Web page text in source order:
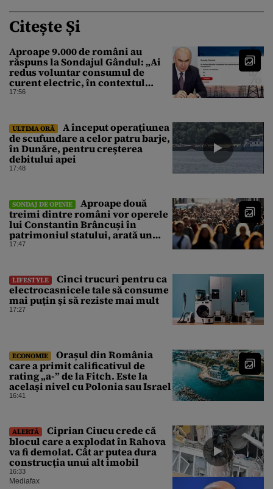
Citește Și
Aproape 9.000 de români au
răspuns la Sondajul Gândul: „Ai
redus voluntar consumul de
curent electric, în contextul
crizei energetice?” Rezultatul a
17:56
ULTIMA ORĂ
A început operaţiunea
de scufundare a celor patru barje,
în Dunăre, pentru creşterea
debitului apei
17:48
SONDAJ DE OPINIE
Aproape două
treimi dintre români vor operele
lui Constantin Brâncuși în
patrimoniul statului, arată un
sondaj
17:47
LIFESTYLE
Cinci trucuri pentru ca
electrocasnicele tale să consume
mai puțin și să reziste mai mult
17:27
ECONOMIE
Orașul din România
care a primit calificativul de
rating „a-” de la Fitch. Este la
același nivel cu Polonia sau Israel
16:41
ALERTĂ
Ciprian Ciucu crede că
blocul care a explodat în Rahova
va fi demolat. Cât ar putea dura
construcția unui alt imobil
16:33
Mediafax